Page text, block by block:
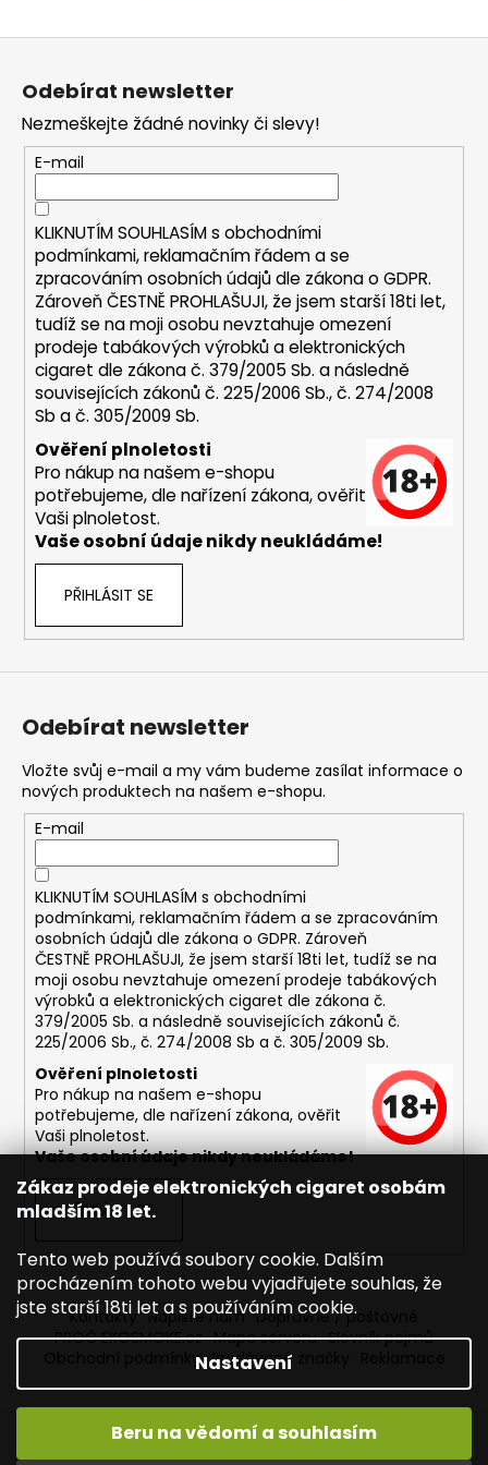
Zákaz prodeje elektronických cigaret osobám
mladším 18 let.
Tento web používá soubory cookie. Dalším
procházením tohoto webu vyjadřujete souhlas, že
jste starší 18ti let a s používáním cookie.
Nastavení
Beru na vědomí a souhlasím
a
í
t
?
HLEDAT
D
o
p
o
u
u
ASPIRE
ŽHAVÍCÍ
HLAVA
43
Kč
Odebírat newsletter
Nezmeškejte žádné novinky či slevy!
E-mail
KLIKNUTÍM SOUHLASÍM s obchodními
podmínkami,reklamačním řádem a se
zpracováním osobních údajů dle zákona oGDPR.
Zároveň ČESTNĚ PROHLAŠUJI, že jsem starší 18ti let,
tudíž se na moji osobu nevztahuje omezení
prodeje tabákových výrobků a elektronických
cigaret dle zákona č. 379/2005 Sb. a následně
souvisejících zákonů č. 225/2006 Sb., č. 274/2008
Sb a č. 305/2009 Sb.
Ověření plnoletosti
Pro nákup na našem e-shopu
potřebujeme, dle nařízení zákona, ověřit
Vaši plnoletost.
Vaše osobní údaje nikdy neukládáme!
PŘIHLÁSIT SE
Odebírat newsletter
Vložte svůj e-mail a my vám budeme zasílat informace o
nových produktech na našem e-shopu.
E-mail
KLIKNUTÍM SOUHLASÍM s obchodními
podmínkami, reklamačním řádem a se zpracováním
osobních údajů dle zákona o GDPR. Zároveň
ČESTNĚ PROHLAŠUJI, že jsem starší 18ti let, tudíž se na
moji osobu nevztahuje omezení prodeje tabákových
výrobků a elektronických cigaret dle zákona č.
379/2005 Sb. a následně souvisejících zákonů č.
225/2006 Sb., č. 274/2008 Sb a č. 305/2009 Sb.
Ověření plnoletosti
Pro nákup na našem e-shopu
potřebujeme, dle nařízení zákona, ověřit
Vaši plnoletost.
Vaše osobní údaje nikdy neukládáme!
PŘIHLÁSIT SE
Kontakty Napište nám Dopravné / poštovné
PROČ EKOSMOKE.cz Mapa serveru Slovník pojmů
Obchodní podmínky Prodávané značky
Vytvořil Shoptet